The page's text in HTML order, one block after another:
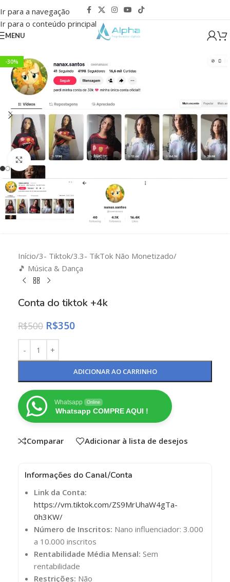
Ir para a navegação
Ir para o conteúdo principal
MENU
-30%
Clique para ampliar
Início/3- Tiktok/3.3- TikTok Não Monetizado/
🎵 Música & Dança
Conta do tiktok +4k
R$500 R$350
ADICIONAR AO CARRINHO
Whatsapp Online
Whatsapp COMPRE AQUI !
Comparar Adicionar à lista de desejos
Informações do Canal/Conta
Link da Conta:
https://vm.tiktok.com/ZS9MrUhaW4gTa-
0h3KW/
Número de Inscritos: Nano influenciador: 3.000
a 10.000 inscritos
Rentabilidade Média Mensal: Sem
rentabilidade
Restrições: Não